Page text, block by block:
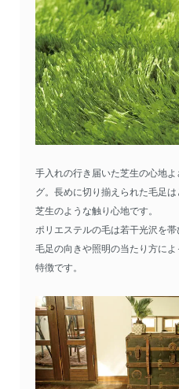
手入れの行き届いた芝生の心地
グ。長めに切り揃えられた毛足
芝生のような触り心地です。
ポリエステルの毛は若干光沢を帯
毛足の向きや照明の当たり方に
特徴です。